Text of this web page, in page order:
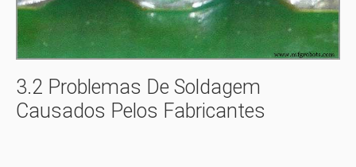
3.2 Problemas De Soldagem
Causados ​​pelos Fabricantes